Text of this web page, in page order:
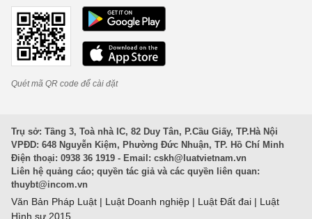
Quét mã QR code để cài đặt
Trụ sở: Tầng 3, Toà nhà IC, 82 Duy Tân, P.Cầu Giấy, TP.Hà Nội
VPĐD: 648 Nguyễn Kiệm, Phường Đức Nhuận, TP. Hồ Chí Minh
Điện thoại: 0938 36 1919 - Email: cskh@luatvietnam.vn
Liên hệ quảng cáo; quyền tác giả và các quyền liên quan:
thuybt@incom.vn
Văn Bản Pháp Luật | Luật Doanh nghiệp | Luật Đất đai | Luật
Hình sự 2015